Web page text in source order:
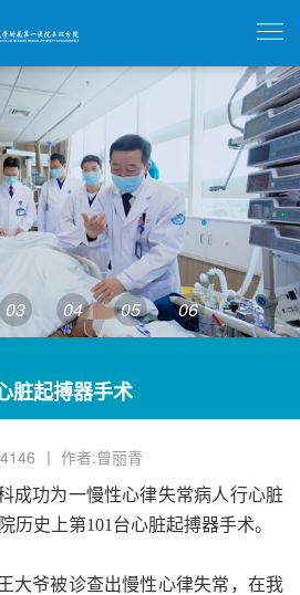
03 04 05 06
脏起搏器手术
4146 丨 作者:曾丽青
成功为一慢性心律失常病人行心脏
历史上第101台心脏起搏器手术。
大爷被诊查出慢性心律失常，在我